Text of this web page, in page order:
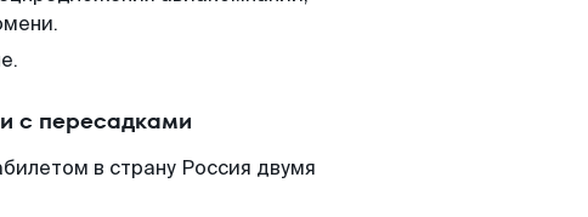
с пересадками
в страну Россия двумя